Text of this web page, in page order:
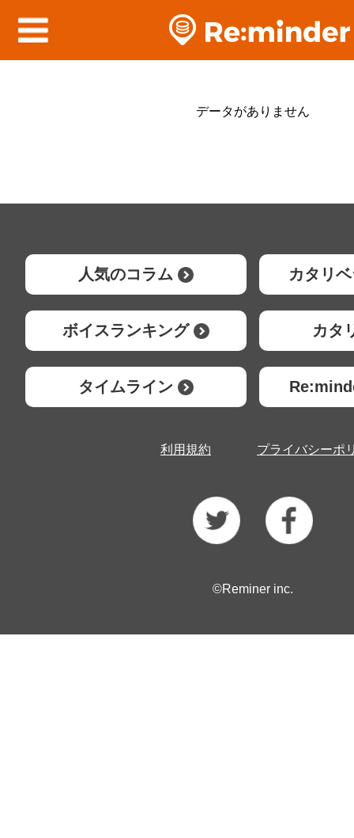
データがありません
人気のコラム カタリ
ボイスランキング カタ
タイムライン
利用規約 プライバシーポ
©Reminer inc.